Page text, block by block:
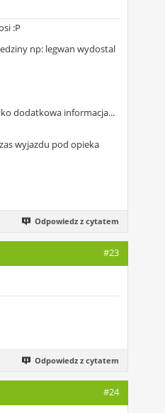
:P
np: legwan wydostal
dodatkowa informacja...
wyjazdu pod opieka
Odpowiedz z cytatem
#23
Odpowiedz z cytatem
#24